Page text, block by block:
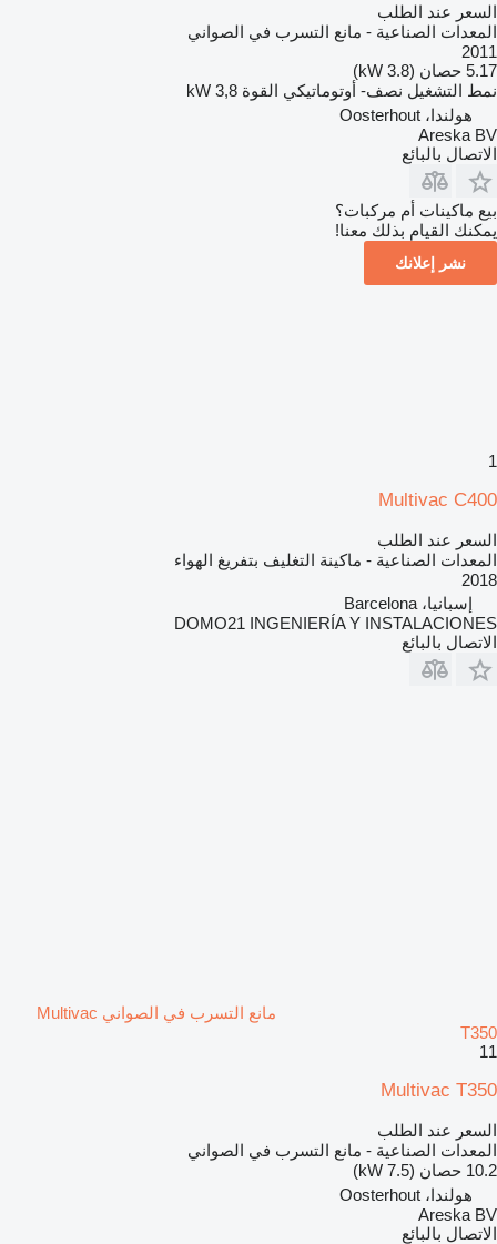
السعر عند الطلب
المعدات الصناعية - مانع التسرب في الصواني
2011
5.17 حصان (3.8 kW)
نمط التشغيل نصف- أوتوماتيكي القوة 3,8 kW
هولندا، Oosterhout
Areska BV
الاتصال بالبائع
بيع ماكينات أم مركبات؟
يمكنك القيام بذلك معنا!
نشر إعلانك
1
Multivac C400
السعر عند الطلب
المعدات الصناعية - ماكينة التغليف بتفريغ الهواء
2018
إسبانيا، Barcelona
DOMO21 INGENIERÍA Y INSTALACIONES
الاتصال بالبائع
مانع التسرب في الصواني Multivac
T350
11
Multivac T350
السعر عند الطلب
المعدات الصناعية - مانع التسرب في الصواني
10.2 حصان (7.5 kW)
هولندا، Oosterhout
Areska BV
الاتصال بالبائع